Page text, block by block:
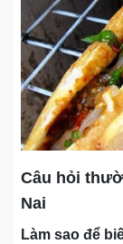
Câu hỏi
Nai
Làm sao để